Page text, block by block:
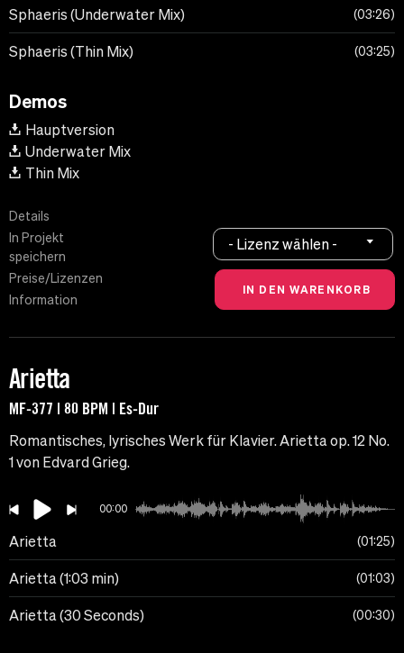
Sphaeris (Underwater Mix) 03:26
Sphaeris (Thin Mix) 03:25
Demos
Hauptversion
Underwater Mix
Thin Mix
Details
In Projekt
speichern
Preise/Lizenzen
Information
- Lizenz wählen -
Arietta
MF-377 | 80 BPM | Es-Dur
Romantisches, lyrisches Werk für Klavier. Arietta op. 12 No.
1 von Edvard Grieg.
00:00
Arietta 01:25
Arietta (1:03 min) 01:03
Arietta (30 Seconds) 00:30